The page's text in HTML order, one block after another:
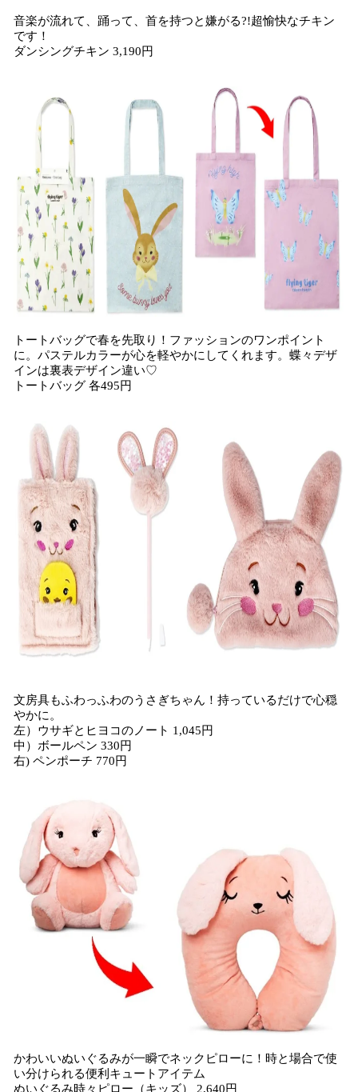
音楽が流れて、踊って、首を持つと嫌がる?!超愉快なチキン
です！
ダンシングチキン 3,190円
トートバッグで春を先取り！ファッションのワンポイント
に。パステルカラーが心を軽やかにしてくれます。蝶々デザ
インは裏表デザイン違い♡
トートバッグ 各495円
文房具もふわっふわのうさぎちゃん！持っているだけで心穏
やかに。
左）ウサギとヒヨコのノート 1,045円
中）ボールペン 330円
右) ペンポーチ 770円
かわいいぬいぐるみが一瞬でネックピローに！時と場合で使
い分けられる便利キュートアイテム
ぬいぐるみ時々ピロー（キッズ） 2,640円